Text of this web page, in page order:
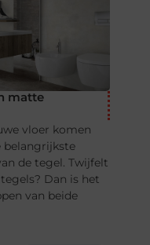
matte
vloer komen
belangrijkste
de tegel. Twijfelt
Dan is het
van beide